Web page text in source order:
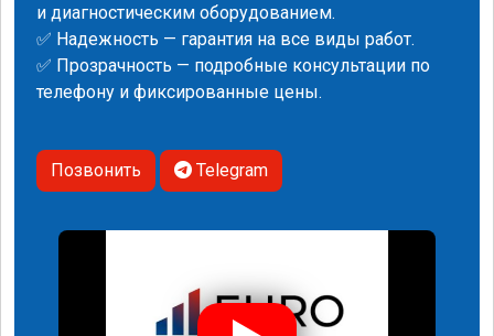
и диагностическим оборудованием.
✅ Надежность — гарантия на все виды работ.
✅ Прозрачность — подробные консультации по
телефону и фиксированные цены.
Позвонить Telegram